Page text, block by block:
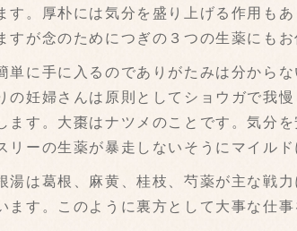
。厚朴には気分を盛り上げる作用も
が念のためにつぎの３つの生薬にもお
に手に入るのでありがたみは分から
の妊婦さんは原則としてショウガで我
す。大棗はナツメのことです。気分
ーの生薬が暴走しないそうにマイルド
は葛根、麻黄、桂枝、芍薬が主な戦
す。このように裏方として大事な仕事